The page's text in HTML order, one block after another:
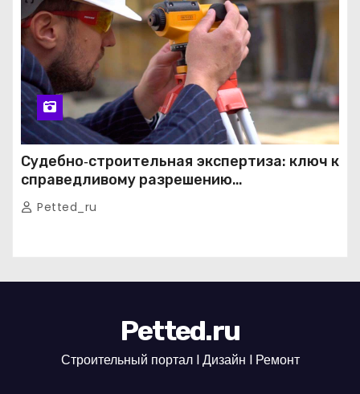
Судебно‑строительная экспертиза: ключ к
справедливому разрешению
строительных споров
Petted_ru
Petted.ru
Строительный портал l Дизайн l Ремонт